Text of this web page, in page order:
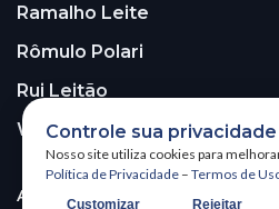
Ramalho Leite
Rômulo Polari
Rui Leitão
Walter Santos
ASSINE A NOSSA NEWSLETTER!
Controle sua privacidade
Nosso site utiliza cookies para
Política de Privacidade – Termos de
Customizar Rejeitar